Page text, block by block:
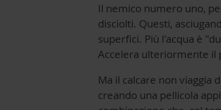
Il nemico numero uno,
disciolti. Questi,
superfici. Più l'acqua è
Accelera ulteriormente il
Ma il calcare non viaggia
creando una pellicola